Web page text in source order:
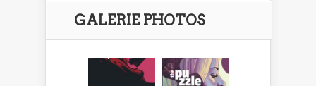
GALERIE PHOTOS